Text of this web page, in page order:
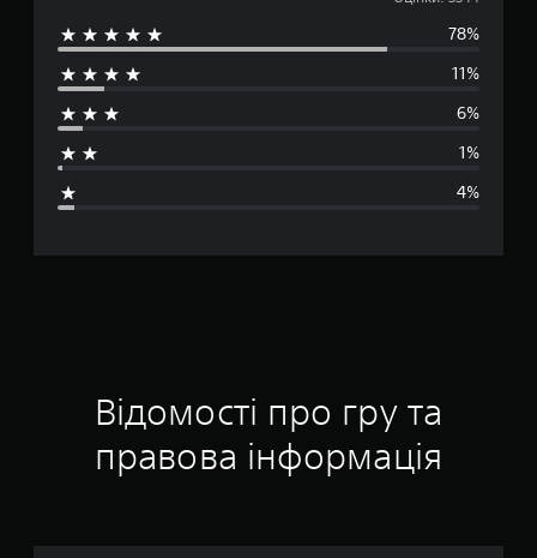
р
е
о
н
к
:
78%
11%
6%
1%
4%
Відомості про гру та
правова інформація